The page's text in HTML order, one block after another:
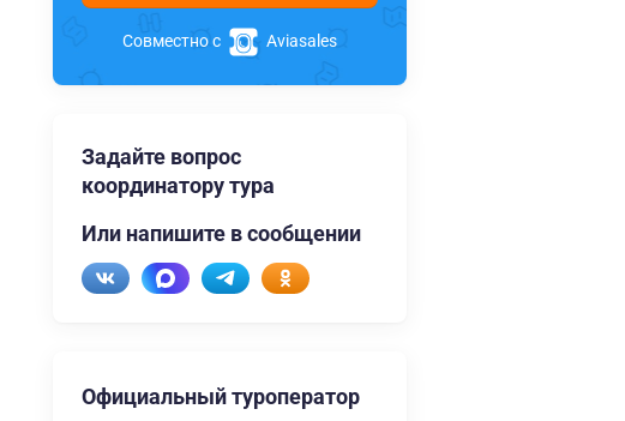
Совместно с Aviasales
Задайте вопрос
координатору тура
Или напишите в сообщении
Официальный туроператор